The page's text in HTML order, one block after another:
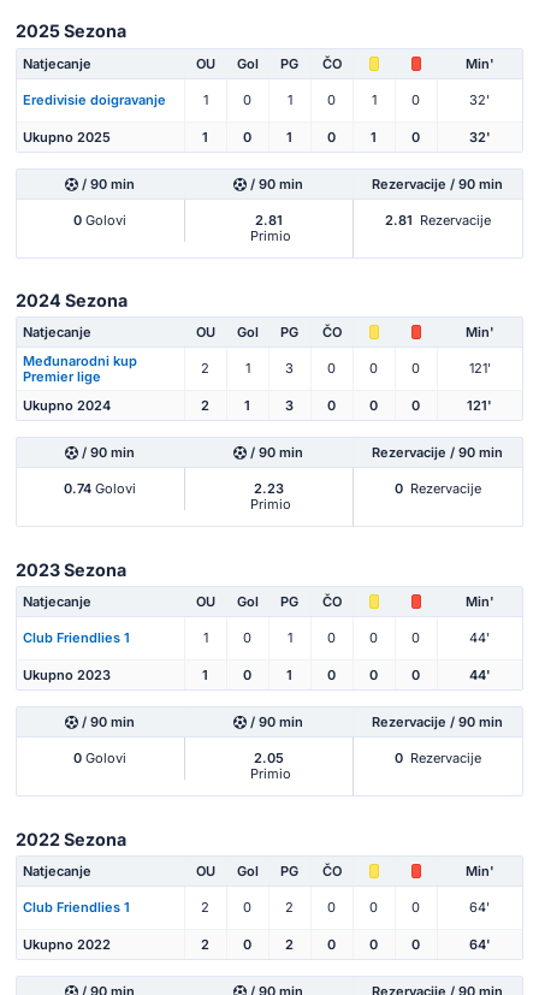
2025 Sezona
Natjecanje OU Gol PG ČO Min'
Eredivisie doigravanje 1 0 1 0 1 0 32'
Ukupno 2025 1 0 1 0 1 0 32'
/ 90 min / 90 min Rezervacije / 90 min
0 Golovi
2.81
Primio
2.81 Rezervacije
2024 Sezona
Natjecanje OU Gol PG ČO
Min'
Međunarodni kup
Premier lige
2 1 3 0 0 0 121'
Ukupno 2024 2 1 3 0 0 0 121'
/ 90 min / 90 min Rezervacije / 90 min
0.74 Golovi
2.23
Primio
0 Rezervacije
2023 Sezona
Natjecanje OU Gol PG ČO Min'
Club Friendlies 1 1 0 1 0 0 0 44'
Ukupno 2023 1 0 1 0 0 0 44'
/ 90 min / 90 min Rezervacije / 90 min
0 Golovi
2.05
Primio
0 Rezervacije
2022 Sezona
Natjecanje OU Gol PG ČO Min'
Club Friendlies 1 2 0 2 0 0 0 64'
Ukupno 2022 2 0 2 0 0 0 64'
/ 90 min / 90 min Rezervacije / 90 min